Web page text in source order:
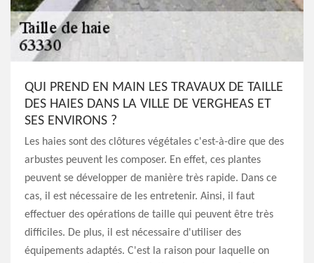
QUI PREND EN MAIN LES TRAVAUX DE TAILLE
DES HAIES DANS LA VILLE DE VERGHEAS ET
SES ENVIRONS ?
Les haies sont des clôtures végétales c'est-à-dire que des
arbustes peuvent les composer. En effet, ces plantes
peuvent se développer de manière très rapide. Dans ce
cas, il est nécessaire de les entretenir. Ainsi, il faut
effectuer des opérations de taille qui peuvent être très
difficiles. De plus, il est nécessaire d'utiliser des
équipements adaptés. C'est la raison pour laquelle on